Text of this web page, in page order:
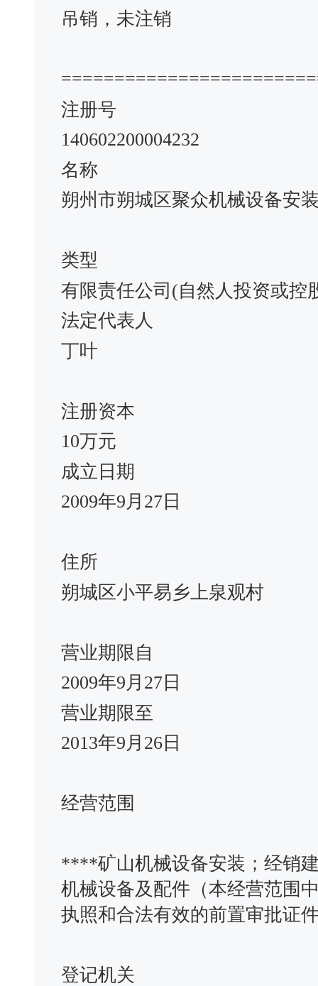
吊销，未注销
注册号
140602200004232
名称
朔州市朔城区聚众机械设备安
类型
有限责任公司(自然人投资或控
法定代表人
丁叶
注册资本
10万元
成立日期
2009年9月27日
住所
朔城区小平易乡上泉观村
营业期限自
2009年9月27日
营业期限至
2013年9月26日
经营范围
****矿山机械设备安装；经销
机械设备及配件（本经营范围
执照和合法有效的前置审批证
登记机关